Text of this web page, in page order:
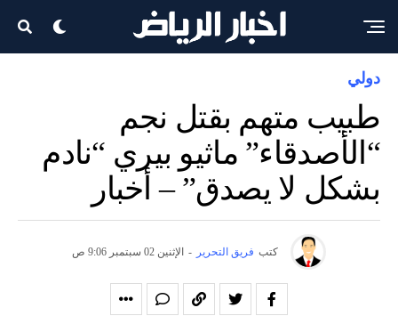
دولي
طبيب متهم بقتل نجم
“الأصدقاء” ماثيو بيري “نادم
بشكل لا يصدق” – أخبار
كتب فريق التحرير - الإثنين 02 سبتمبر 9:06 ص